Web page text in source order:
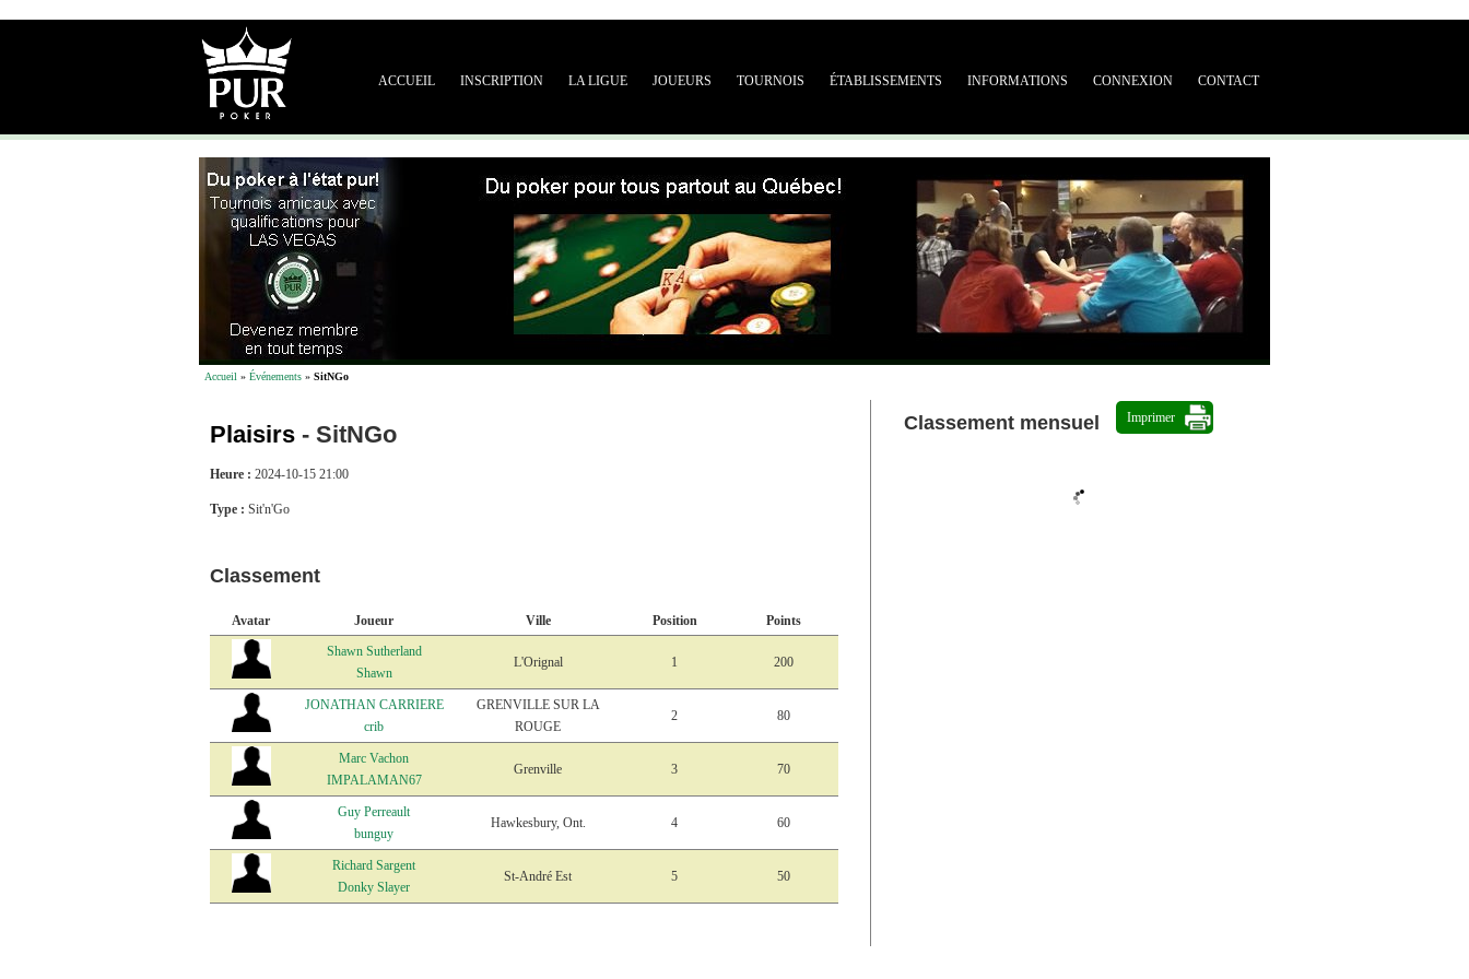
ACCUEIL INSCRIPTION LA LIGUE JOUEURS TOURNOIS ÉTABLISSEMENTS INFORMATIONS CONNEXION CONTACT
Accueil » Événements » SitNGo
Plaisirs - SitNGo
Heure : 2024-10-15 21:00
Type : Sit'n'Go
Classement
Avatar Joueur Ville Position
Points
Shawn Sutherland
Shawn
L'Orignal 1 200
JONATHAN CARRIERE
crib
GRENVILLE SUR LA
ROUGE
2 80
Marc Vachon
IMPALAMAN67
Grenville 3 70
Guy Perreault
bunguy
Hawkesbury, Ont. 4 60
Richard Sargent
Donky Slayer
St-André Est 5 50
Classement mensuel Imprimer